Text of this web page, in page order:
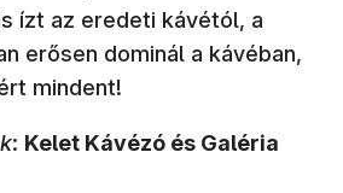
ízt az eredeti kávétól, a
erősen dominál a kávéban,
mindent!
: Kelet Kávézó és Galéria